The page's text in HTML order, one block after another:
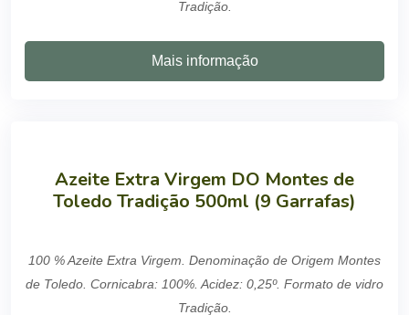
Tradição.
Mais informação
Azeite Extra Virgem DO Montes de
Toledo Tradição 500ml (9 Garrafas)
100 % Azeite Extra Virgem. Denominação de Origem Montes
de Toledo. Cornicabra: 100%. Acidez: 0,25º. Formato de vidro
Tradição.